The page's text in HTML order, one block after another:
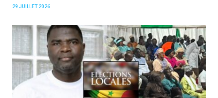
29 JUILLET 2026